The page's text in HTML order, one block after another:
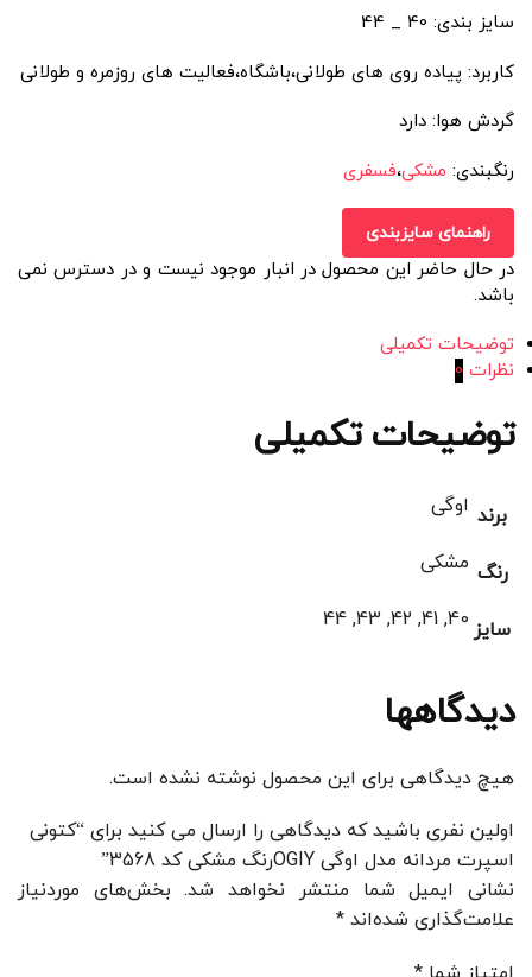
سایز بندی: 40 _ 44
کاربرد: پیاده روی های طولانی،باشگاه،فعالیت های روزمره و طولانی
گردش هوا: دارد
رنگبندی: مشکی،فسفری
راهنمای سایزبندی
در حال حاضر این محصول در انبار موجود نیست و در دسترس نمی
باشد.
توضیحات تکمیلی
نظرات 0
توضیحات تکمیلی
برند اوگی
رنگ مشکی
سایز 40, 41, 42, 43, 44
دیدگاهها
هیچ دیدگاهی برای این محصول نوشته نشده است.
اولین نفری باشید که دیدگاهی را ارسال می کنید برای “کتونی
اسپرت مردانه مدل اوگی OGIYرنگ مشکی کد 3568”
نشانی ایمیل شما منتشر نخواهد شد. بخش‌های موردنیاز
علامت‌گذاری شده‌اند *